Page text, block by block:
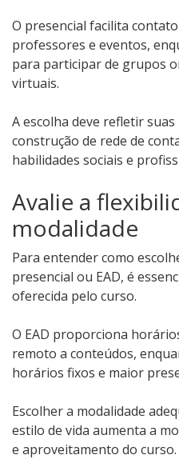
O presencial facilita
professores e eventos,
para participar de grupos
virtuais.
A escolha deve refletir
construção de rede de
habilidades sociais e
Avalie a
modalidade
Para entender como
presencial ou EAD, é
oferecida pelo curso.
O EAD proporciona
remoto a conteúdos,
horários fixos e maior
Escolher a modalidade
estilo de vida aumenta a
e aproveitamento do curso.